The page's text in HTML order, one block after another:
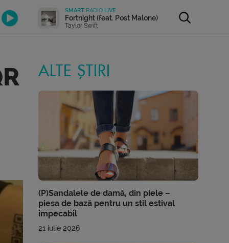
SMART RADIO LIVE
Fortnight (feat. Post Malone)
Taylor Swift
ALTE ȘTIRI
(P)Sandalele de damă, din piele –
piesa de bază pentru un stil estival
impecabil
21 iulie 2026